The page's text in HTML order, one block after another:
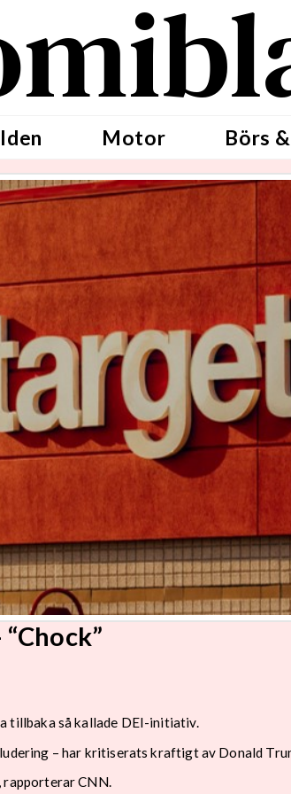
Motor Börs
tillbaka så kallade DEI-initiativ.
– har kritiserats kraftigt av Donald
CNN.